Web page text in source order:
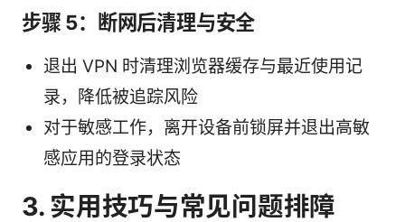
步骤 5：断网后清理与安全
退出 VPN 时清理浏览器缓存与最近使用记
录，降低被追踪风险
对于敏感工作，离开设备前锁屏并退出高敏
感应用的登录状态
3. 实用技巧与常见问题排障